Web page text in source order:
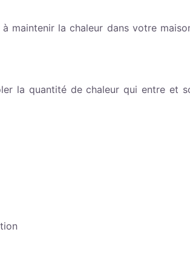
la chaleur dans votre
la quantité de chaleur qui entre et